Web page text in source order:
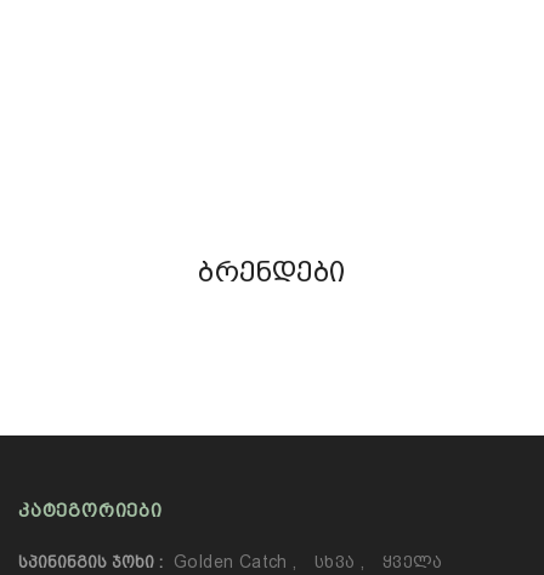
ბრენდები
ᲙᲐᲢᲔᲒᲝᲠᲘᲔᲑᲘ
ᲡᲞᲘᲜᲘᲜᲒᲘᲡ ᲯᲝᲮᲘ : Golden Catch , Სხვა ,
Ყველა